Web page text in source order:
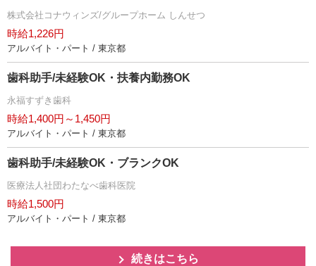
株式会社コナウィンズ/グループホーム しんせつ
時給1,226円
アルバイト・パート / 東京都
歯科助手/未経験OK・扶養内勤務OK
永福すずき歯科
時給1,400円～1,450円
アルバイト・パート / 東京都
歯科助手/未経験OK・ブランクOK
医療法人社団わたなべ歯科医院
時給1,500円
アルバイト・パート / 東京都
続きはこちら